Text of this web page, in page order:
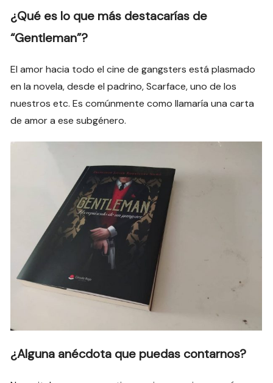
¿Qué es lo que más destacarías de
“Gentleman”?
El amor hacia todo el cine de gangsters está plasmado
en la novela, desde el padrino, Scarface, uno de los
nuestros etc. Es comúnmente como llamaría una carta
de amor a ese subgénero.
¿Alguna anécdota que puedas contarnos?